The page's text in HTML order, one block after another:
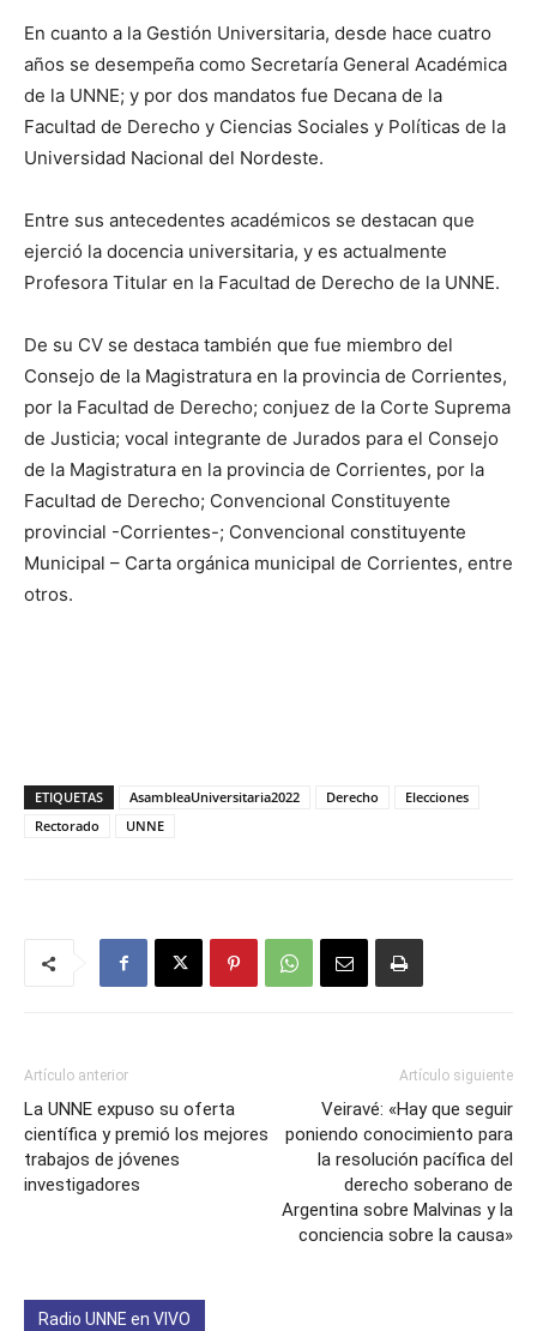
En cuanto a la Gestión Universitaria, desde hace cuatro
años se desempeña como Secretaría General Académica
de la UNNE; y por dos mandatos fue Decana de la
Facultad de Derecho y Ciencias Sociales y Políticas de la
Universidad Nacional del Nordeste.
Entre sus antecedentes académicos se destacan que
ejerció la docencia universitaria, y es actualmente
Profesora Titular en la Facultad de Derecho de la UNNE.
De su CV se destaca también que fue miembro del
Consejo de la Magistratura en la provincia de Corrientes,
por la Facultad de Derecho; conjuez de la Corte Suprema
de Justicia; vocal integrante de Jurados para el Consejo
de la Magistratura en la provincia de Corrientes, por la
Facultad de Derecho; Convencional Constituyente
provincial -Corrientes-; Convencional constituyente
Municipal – Carta orgánica municipal de Corrientes, entre
otros.
ETIQUETAS AsambleaUniversitaria2022 Derecho
Elecciones
Rectorado
UNNE
Artículo anterior
La UNNE expuso su oferta
científica y premió los mejores
trabajos de jóvenes
investigadores
Artículo siguiente
Veiravé: «Hay que seguir
poniendo conocimiento para
la resolución pacífica del
derecho soberano de
Argentina sobre Malvinas y la
conciencia sobre la causa»
Radio UNNE en VIVO